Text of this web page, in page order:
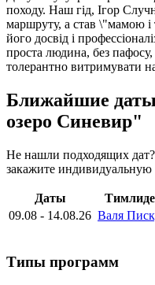
походу. Наш гід, Ігор
маршруту, а став \"мамою
його досвід і
проста людина, без пафосу,
толерантно витримувати
Ближайшие
озеро Синевир"
Не нашли подходящих
закажите индивидуальную
Даты
09.08 - 14.08.26 Валя
Типы программ